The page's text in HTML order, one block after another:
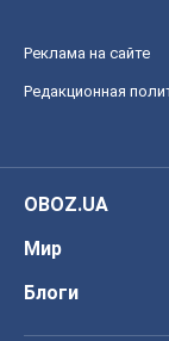
Реклама на сайте
Редакционная
OBOZ.UA
Мир
Блоги